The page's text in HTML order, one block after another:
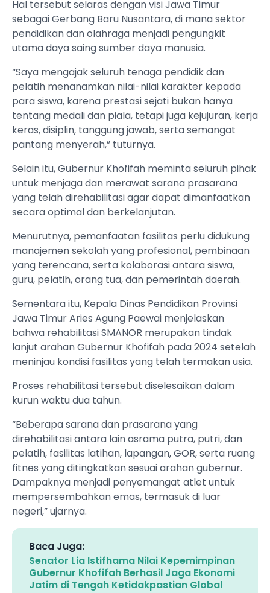
Hal tersebut selaras dengan visi Jawa Timur
sebagai Gerbang Baru Nusantara, di mana sektor
pendidikan dan olahraga menjadi pengungkit
utama daya saing sumber daya manusia.
“Saya mengajak seluruh tenaga pendidik dan
pelatih menanamkan nilai-nilai karakter kepada
para siswa, karena prestasi sejati bukan hanya
tentang medali dan piala, tetapi juga kejujuran, kerja
keras, disiplin, tanggung jawab, serta semangat
pantang menyerah,” tuturnya.
Selain itu, Gubernur Khofifah meminta seluruh pihak
untuk menjaga dan merawat sarana prasarana
yang telah direhabilitasi agar dapat dimanfaatkan
secara optimal dan berkelanjutan.
Menurutnya, pemanfaatan fasilitas perlu didukung
manajemen sekolah yang profesional, pembinaan
yang terencana, serta kolaborasi antara siswa,
guru, pelatih, orang tua, dan pemerintah daerah.
Sementara itu, Kepala Dinas Pendidikan Provinsi
Jawa Timur Aries Agung Paewai menjelaskan
bahwa rehabilitasi SMANOR merupakan tindak
lanjut arahan Gubernur Khofifah pada 2024 setelah
meninjau kondisi fasilitas yang telah termakan usia.
Proses rehabilitasi tersebut diselesaikan dalam
kurun waktu dua tahun.
“Beberapa sarana dan prasarana yang
direhabilitasi antara lain asrama putra, putri, dan
pelatih, fasilitas latihan, lapangan, GOR, serta ruang
fitnes yang ditingkatkan sesuai arahan gubernur.
Dampaknya menjadi penyemangat atlet untuk
mempersembahkan emas, termasuk di luar
negeri,” ujarnya.
Baca Juga:
Senator Lia Istifhama Nilai Kepemimpinan
Gubernur Khofifah Berhasil Jaga Ekonomi
Jatim di Tengah Ketidakpastian Global